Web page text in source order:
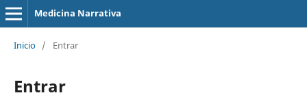
Medicina Narrativa
Inicio / Entrar
Entrar